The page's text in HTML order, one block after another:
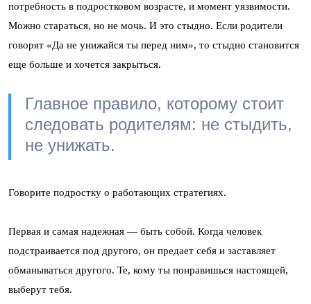
потребность в подростковом возрасте, и момент уязвимости.
Можно стараться, но не мочь. И это стыдно. Если родители
говорят «Да не унижайся ты перед ним», то стыдно становится
еще больше и хочется закрыться.
Главное правило, которому стоит
следовать родителям: не стыдить,
не унижать.
Говорите подростку о работающих стратегиях.
Первая и самая надежная — быть собой. Когда человек
подстраивается под другого, он предает себя и заставляет
обманываться другого. Те, кому ты понравишься настоящей,
выберут тебя.